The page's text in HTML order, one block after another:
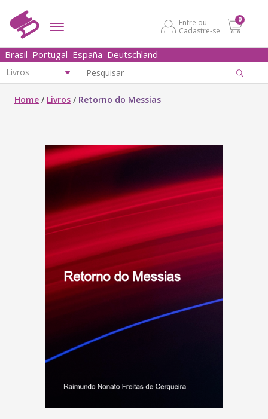
Entre ou
Cadastre-se
0
Brasil Portugal España Deutschland
Home / Livros / Retorno do Messias